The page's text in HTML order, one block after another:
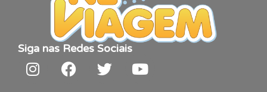
Siga nas Redes Sociais